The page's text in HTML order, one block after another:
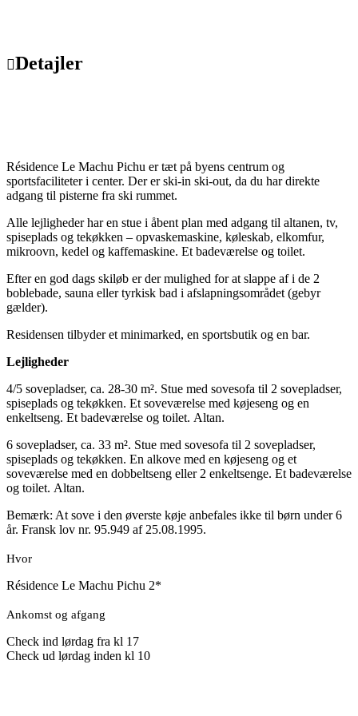
Detajler
Résidence Le Machu Pichu er tæt på byens centrum og
sportsfaciliteter i center. Der er ski-in ski-out, da du har direkte
adgang til pisterne fra ski rummet.
Alle lejligheder har en stue i åbent plan med adgang til altanen, tv,
spiseplads og tekøkken – opvaskemaskine, køleskab, elkomfur,
mikroovn, kedel og kaffemaskine. Et badeværelse og toilet.
Efter en god dags skiløb er der mulighed for at slappe af i de 2
boblebade, sauna eller tyrkisk bad i afslapningsområdet (gebyr
gælder).
Residensen tilbyder et minimarked, en sportsbutik og en bar.
Lejligheder
4/5 sovepladser, ca. 28-30 m². Stue med sovesofa til 2 sovepladser,
spiseplads og tekøkken. Et soveværelse med køjeseng og en
enkeltseng. Et badeværelse og toilet. Altan.
6 sovepladser, ca. 33 m². Stue med sovesofa til 2 sovepladser,
spiseplads og tekøkken. En alkove med en køjeseng og et
soveværelse med en dobbeltseng eller 2 enkeltsenge. Et badeværelse
og toilet. Altan.
Bemærk: At sove i den øverste køje anbefales ikke til børn under 6
år. Fransk lov nr. 95.949 af 25.08.1995.
Hvor
Résidence Le Machu Pichu 2*
Ankomst og afgang
Check ind lørdag fra kl 17
Check ud lørdag inden kl 10